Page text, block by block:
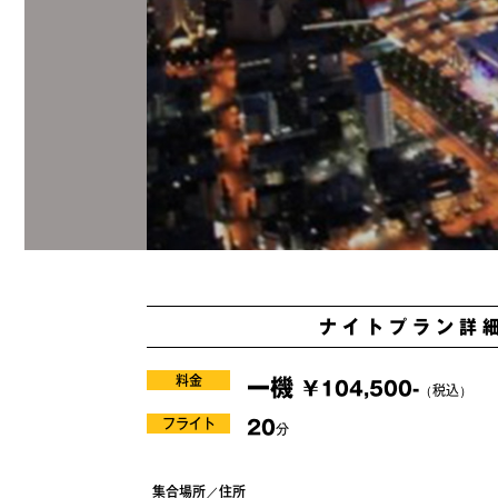
ナイトプラン詳
料金 一機 ￥104,500- （税込）
フライト 20分
集合場所／住所